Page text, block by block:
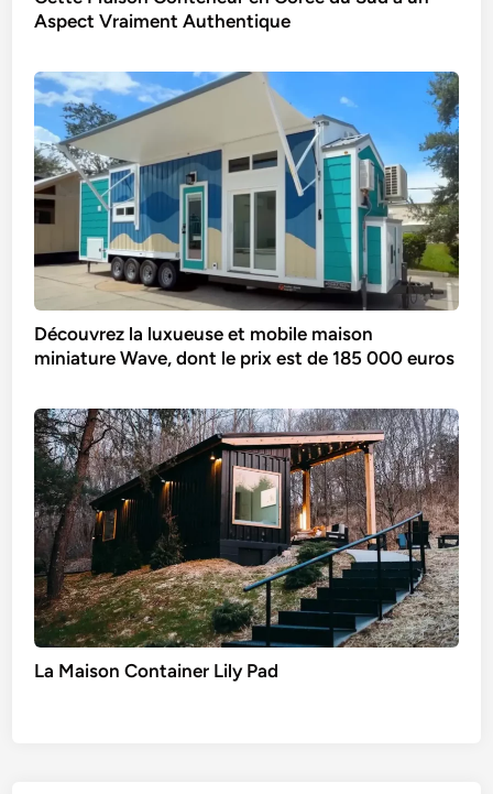
Aspect Vraiment Authentique
Découvrez la luxueuse et mobile maison
miniature Wave, dont le prix est de 185 000 euros
La Maison Container Lily Pad